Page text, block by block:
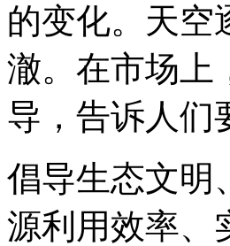
的变化。天空
澈。在市场上
导，告诉人们
倡导生态文明
源利用效率、